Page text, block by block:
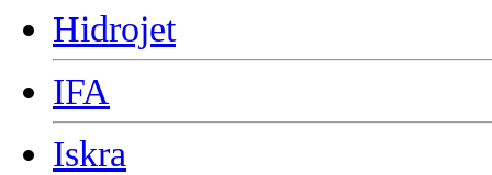
Hidrojet
IFA
Iskra